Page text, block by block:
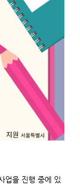
업을 진행 중에 있